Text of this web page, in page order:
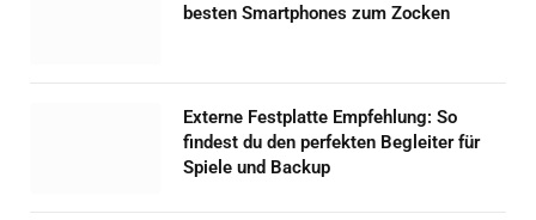
besten Smartphones zum Zocken
Externe Festplatte Empfehlung: So
findest du den perfekten Begleiter für
Spiele und Backup